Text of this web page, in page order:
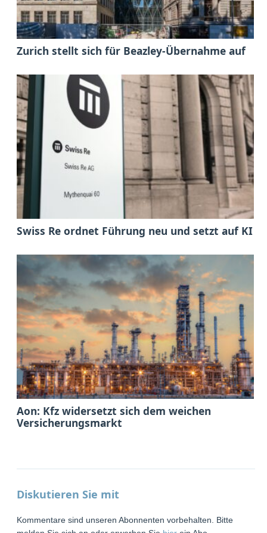
Zurich stellt sich für Beazley-Übernahme auf
Swiss Re ordnet Führung neu und setzt auf KI
Aon: Kfz widersetzt sich dem weichen
Versicherungsmarkt
Diskutieren Sie mit
Kommentare sind unseren Abonnenten vorbehalten. Bitte